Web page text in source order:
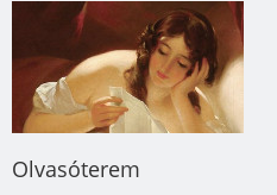
Olvasóterem